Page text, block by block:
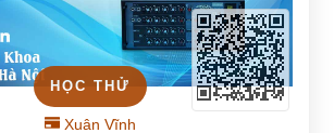
HỌC THỬ
Xuân Vĩnh